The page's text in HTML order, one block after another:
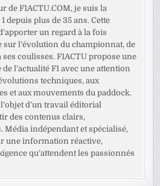
de F1ACTU.COM, je suis la
depuis plus de 35 ans. Cette
un regard à la fois
sur l’évolution du championnat, de
coulisses. F1ACTU propose une
l’actualité F1 avec une attention
techniques, aux
et aux mouvements du paddock.
d’un travail éditorial
des contenus clairs,
Média indépendant et spécialisé,
une information réactive,
qu’attendent les passionnés